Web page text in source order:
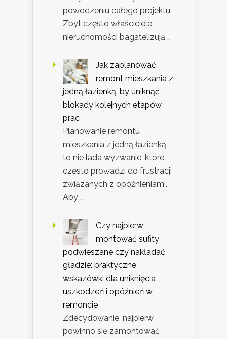
powodzeniu całego projektu.
Zbyt często właściciele
nieruchomości bagatelizują …
Jak zaplanować
remont mieszkania z
jedną łazienką, by uniknąć
blokady kolejnych etapów
prac
Planowanie remontu
mieszkania z jedną łazienką
to nie lada wyzwanie, które
często prowadzi do frustracji
związanych z opóźnieniami.
Aby …
Czy najpierw
montować sufity
podwieszane czy nakładać
gładzie: praktyczne
wskazówki dla uniknięcia
uszkodzeń i opóźnień w
remoncie
Zdecydowanie, najpierw
powinno się zamontować